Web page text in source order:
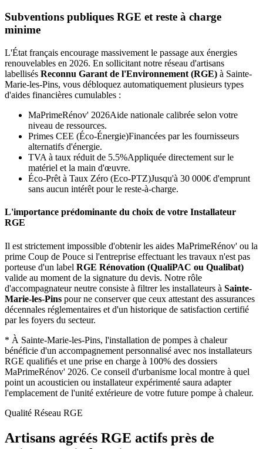
Subventions publiques RGE et reste à charge
minime
L'État français encourage massivement le passage aux énergies
renouvelables en 2026. En sollicitant notre réseau d'artisans
labellisés Reconnu Garant de l'Environnement (RGE) à Sainte-
Marie-les-Pins, vous débloquez automatiquement plusieurs types
d'aides financières cumulables :
MaPrimeRénov' 2026Aide nationale calibrée selon votre
niveau de ressources.
Primes CEE (Éco-Énergie)Financées par les fournisseurs
alternatifs d'énergie.
TVA à taux réduit de 5.5%Appliquée directement sur le
matériel et la main d'œuvre.
Éco-Prêt à Taux Zéro (Eco-PTZ)Jusqu'à 30 000€ d'emprunt
sans aucun intérêt pour le reste-à-charge.
L'importance prédominante du choix de votre Installateur
RGE
Il est strictement impossible d'obtenir les aides MaPrimeRénov' ou la
prime Coup de Pouce si l'entreprise effectuant les travaux n'est pas
porteuse d'un label RGE Rénovation (QualiPAC ou Qualibat)
valide au moment de la signature du devis. Notre rôle
d'accompagnateur neutre consiste à filtrer les installateurs à Sainte-
Marie-les-Pins pour ne conserver que ceux attestant des assurances
décennales réglementaires et d'un historique de satisfaction certifié
par les foyers du secteur.
* À Sainte-Marie-les-Pins, l'installation de pompes à chaleur
bénéficie d'un accompagnement personnalisé avec nos installateurs
RGE qualifiés et une prise en charge à 100% des dossiers
MaPrimeRénov' 2026. Ce conseil d'urbanisme local montre à quel
point un acousticien ou installateur expérimenté saura adapter
l'emplacement de l'unité extérieure de votre future pompe à chaleur.
Qualité Réseau RGE
Artisans agréés RGE actifs près de